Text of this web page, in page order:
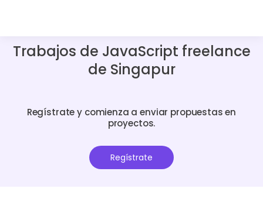
Trabajos de JavaScript freelance
de Singapur
Regístrate y comienza a enviar propuestas en
proyectos.
Regístrate